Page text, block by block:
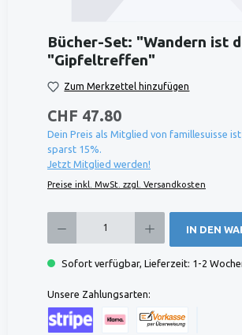
Bücher-Set: "Wandern ist
"Gipfeltreffen"
Zum Merkzettel hinzufügen
CHF 47.80
Dein Preis als Mitglied von famillesuisse ist
sparst 15%.
Jetzt Mitglied werden!
Preise inkl. MwSt. zzgl. Versandkosten
IN DEN
Sofort verfügbar, Lieferzeit: 1-2
Unsere Zahlungsarten: